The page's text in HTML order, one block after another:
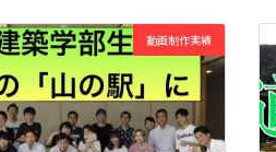
動画制作実績